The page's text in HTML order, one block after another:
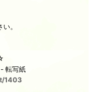
。
転写紙
1403